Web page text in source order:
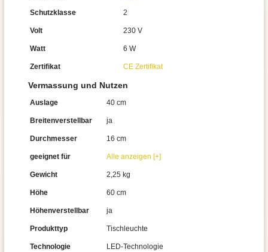
Schutzklasse 2
Volt 230 V
Watt 6 W
Zertifikat CE Zertifikat
Vermassung und Nutzen
Auslage 40 cm
Breitenverstellbar ja
Durchmesser 16 cm
geeignet für Alle anzeigen [+]
Gewicht 2,25 kg
Höhe 60 cm
Höhenverstellbar ja
Produkttyp Tischleuchte
Technologie LED-Technologie